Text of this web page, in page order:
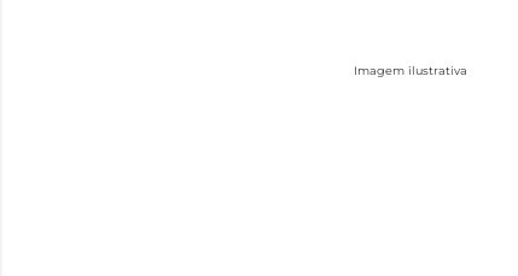
Imagem ilustrativa